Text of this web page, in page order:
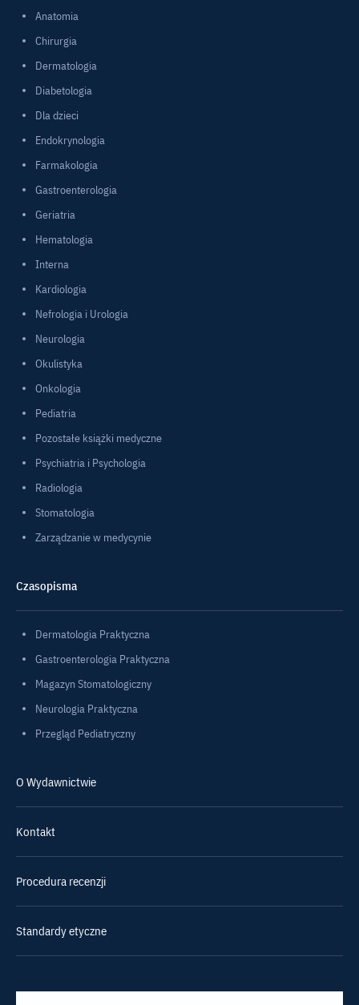
Anatomia
Chirurgia
Dermatologia
Diabetologia
Dla dzieci
Endokrynologia
Farmakologia
Gastroenterologia
Geriatria
Hematologia
Interna
Kardiologia
Nefrologia i Urologia
Neurologia
Okulistyka
Onkologia
Pediatria
Pozostałe książki medyczne
Psychiatria i Psychologia
Radiologia
Stomatologia
Zarządzanie w medycynie
Czasopisma
Dermatologia Praktyczna
Gastroenterologia Praktyczna
Magazyn Stomatologiczny
Neurologia Praktyczna
Przegląd Pediatryczny
O Wydawnictwie
Kontakt
Procedura recenzji
Standardy etyczne